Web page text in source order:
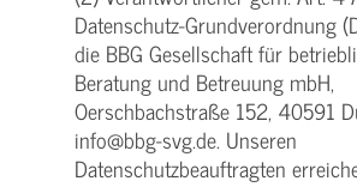
Datenschutz-Grundverordnung
die BBG Gesellschaft für
Beratung und Betreuung mbH,
Oerschbachstraße 152, 40591
info@bbg-svg.de. Unseren
Datenschutzbeauftragten